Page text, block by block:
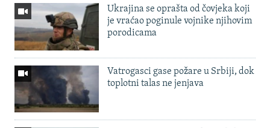
Ukrajina se oprašta od čovjeka koji
je vraćao poginule vojnike njihovim
porodicama
Vatrogasci gase požare u Srbiji, dok
toplotni talas ne jenjava